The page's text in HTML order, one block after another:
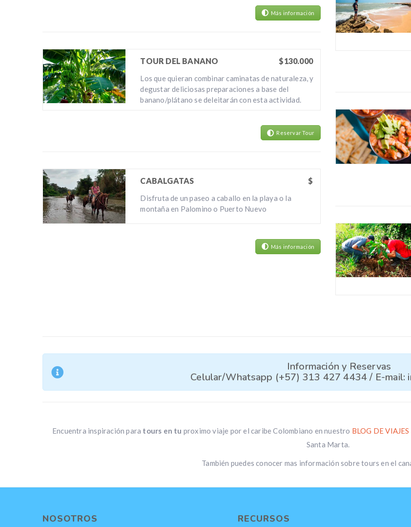
Más información
TOUR DEL BANANO $130.000
Los que quieran combinar caminatas de naturaleza, y
degustar deliciosas preparaciones a base del
banano/plátano se deleitarán con esta actividad.
Reservar Tour
CABALGATAS $
Disfruta de un paseo a caballo en la playa o la
montaña en Palomino o Puerto Nuevo
Más información
Información y Reservas
Celular/Whatsapp (+57) 313 427 4434 / E-mail:
Encuentra inspiración para tours en tu proximo viaje por el caribe Colombiano en nuestro BLOG DE VIAJES
Santa Marta.
También puedes conocer mas información sobre tours en el
NOSOTROS RECURSOS